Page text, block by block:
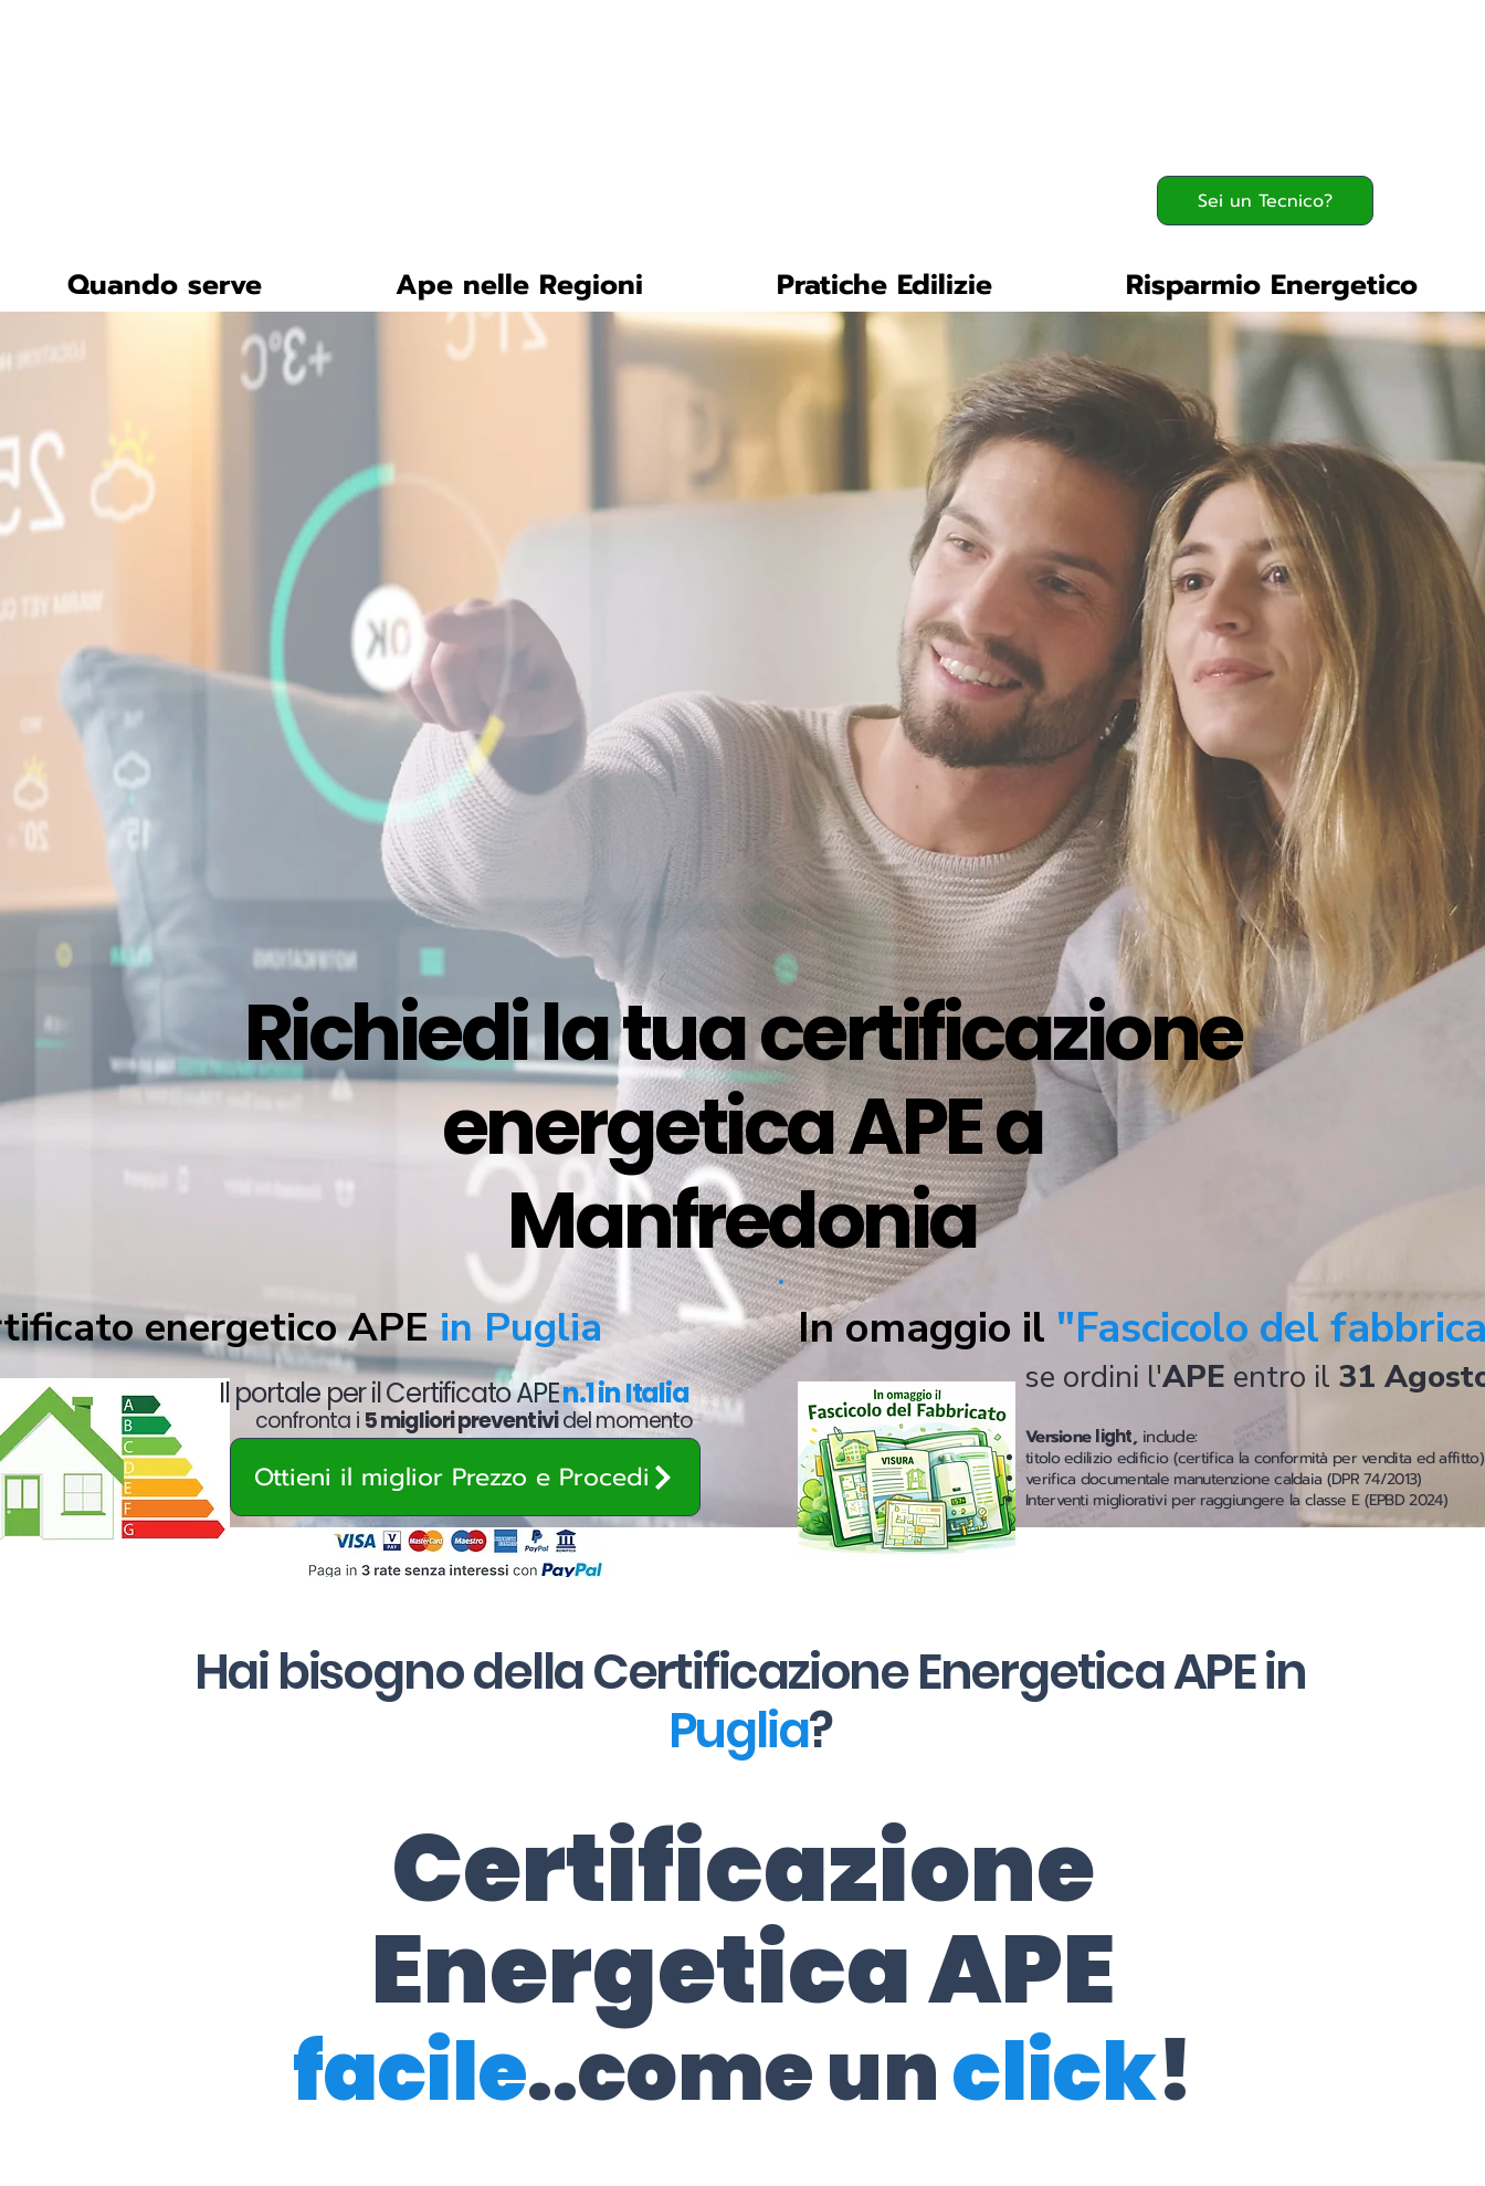
Sei un Tecnico?
Richiedi la tua certificazione
energetica APE a
Manfredonia
energetico APE in Puglia
Ottieni il miglior Prezzo e Procedi
Il portale per il Certificato APEn.1 in Italia
confronta i 5 migliori preventividel momento
In omaggio il "Fascicolo del
se ordini l'APE entro il 31
Versionelight,include:
titolo edilizio edificio (certifica la conformità per vendita ed affitto)
verifica documentale manutenzione caldaia (DPR 74/2013)
Interventi migliorativi per raggiungere la classe E (EPBD 2024)
Hai bisogno della Certificazione Energetica APE in
Puglia?
Certificazione
Energetica APE
facile..come unclick!
Quando serve Ape nelle Regioni Pratiche Edilizie Risparmio Energetico